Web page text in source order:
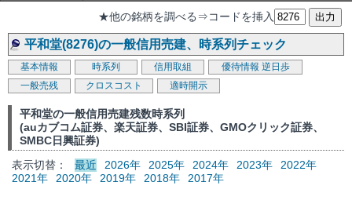
★他の銘柄を調べる⇒コードを挿入
平和堂(8276)の一般信用売建、時系列チェック
基本情報 時系列 信用取組 優待情報 逆日歩
一般売残
クロスコスト 適時開示
平和堂の一般信用売建残数時系列
(auカブコム証券、楽天証券、SBI証券、GMOクリック証券、
SMBC日興証券)
表示切替：
最近 2026年 2025年 2024年 2023年
2022年
2021年
2020年 2019年 2018年 2017年